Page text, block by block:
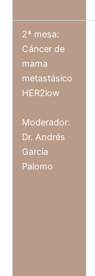
2ª mesa:
Cáncer de
mama
metastásico
HER2low
Moderador:
Dr. Andrés
García
Palomo